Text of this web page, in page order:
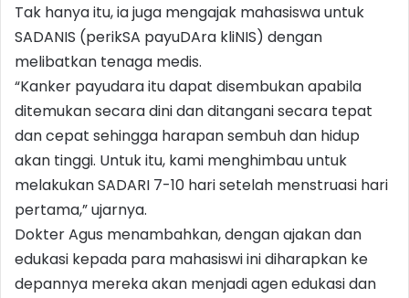
Tak hanya itu, ia juga mengajak mahasiswa untuk
SADANIS (perikSA payuDAra kliNIS) dengan
melibatkan tenaga medis.
“Kanker payudara itu dapat disembukan apabila
ditemukan secara dini dan ditangani secara tepat
dan cepat sehingga harapan sembuh dan hidup
akan tinggi. Untuk itu, kami menghimbau untuk
melakukan SADARI 7-10 hari setelah menstruasi hari
pertama,” ujarnya.
Dokter Agus menambahkan, dengan ajakan dan
edukasi kepada para mahasiswi ini diharapkan ke
depannya mereka akan menjadi agen edukasi dan